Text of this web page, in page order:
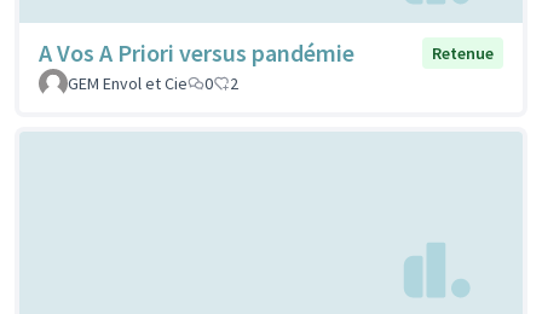
A Vos A Priori versus pandémie
Retenue
GEM Envol et Cie
0 2